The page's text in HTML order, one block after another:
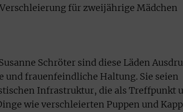
für zweijährige Mädchen
Schröter sind diese Läden
frauenfeindliche Haltung. Sie seien
Infrastruktur, die als Treffpunkt
wie verschleierten Puppen und